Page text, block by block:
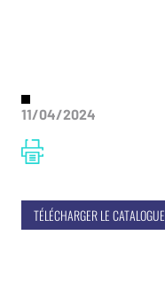
11/04/2024
TÉLÉCHARGER LE CATALOGUE